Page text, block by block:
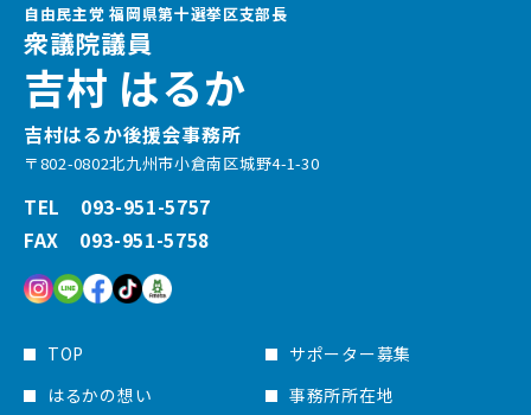
自由民主党 福岡県第十選挙区支部長
衆議院議員
吉村 はるか
吉村はるか後援会事務所
〒802-0802北九州市小倉南区城野4-1-30
TEL 093-951-5757
FAX 093-951-5758
TOP
はるかの想い
サポーター募集
事務所所在地